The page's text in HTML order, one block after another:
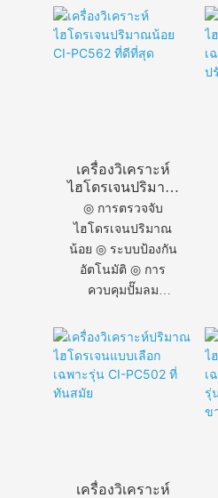
เครื่องวิเคราะห์
ไฮโดรเจนปริมาณ
น้อย CI-PC562 ที่
ดีที่สุด
◎ การตรวจจับ
ไฮโดรเจนปริมาณ
น้อย ◎ ระบบป้องกัน
อัตโนมัติ ◎ การ
ควบคุมปั๊มลม
เทคโนโลยีป้องกัน
เซ็นเซอร์ ◎ อายุการ
ใช้งานยาวนานขึ้น
เครื่องวิเคราะห์